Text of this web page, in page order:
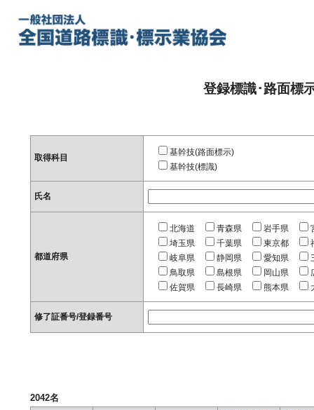
登録標識･路面標
取得科目
基幹技(路面標示)
基幹技(標識)
氏名
都道府県
北海道 青森県 岩手県
埼玉県
千葉県 東京都
岐阜県
静岡県 愛知県
鳥取県
島根県 岡山県
佐賀県
長崎県 熊本県
修了証番号/登録番号
2042名